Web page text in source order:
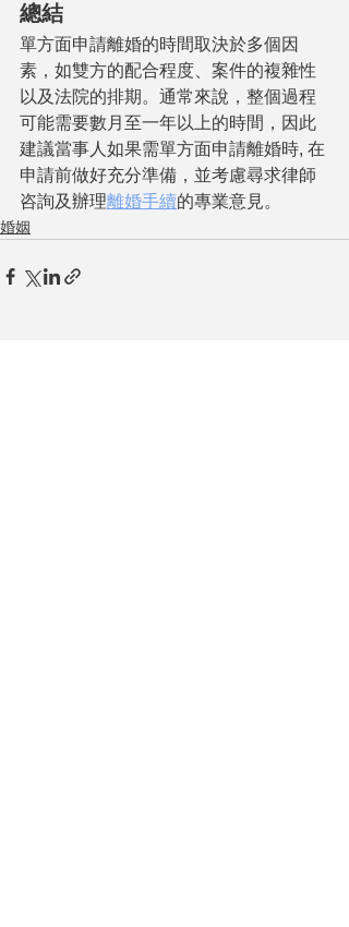
總結
單方面申請離婚的時間取決於多個因
素，如雙方的配合程度、案件的複雜性
以及法院的排期。通常來說，整個過程
可能需要數月至一年以上的時間，因此
建議當事人如果需單方面申請離婚時, 在
申請前做好充分準備，並考慮尋求律師
咨詢及辦理離婚手續的專業意見。
婚姻